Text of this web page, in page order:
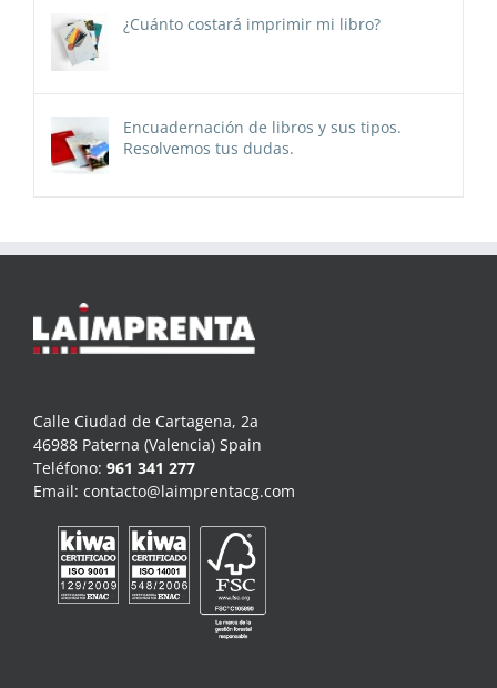
¿Cuánto costará imprimir mi libro?
Encuadernación de libros y sus tipos.
Resolvemos tus dudas.
Calle Ciudad de Cartagena, 2a
46988 Paterna (Valencia) Spain
Teléfono: 961 341 277
Email: contacto@laimprentacg.com